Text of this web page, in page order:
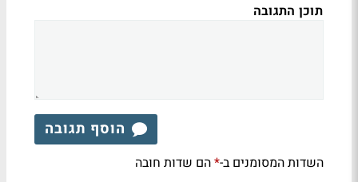
תוכן התגובה
הוסף תגובה
השדות המסומנים ב-*הם שדות חובה